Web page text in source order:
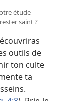
étude
saint ?
outils de
ton culte
ta